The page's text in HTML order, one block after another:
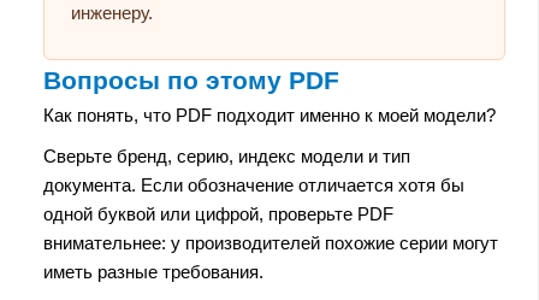
инженеру.
Вопросы по этому PDF
Как понять, что PDF подходит именно к моей модели?
Сверьте бренд, серию, индекс модели и тип
документа. Если обозначение отличается хотя бы
одной буквой или цифрой, проверьте PDF
внимательнее: у производителей похожие серии могут
иметь разные требования.